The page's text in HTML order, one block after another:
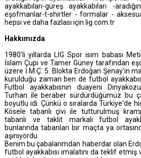
ayakkabıları-güreş ayakkabıları -
eşofmanlar-t-shirtler - formalar -
hepsi ve daha fazlası için lig.com.tr
Hakkımızda
1980'li yıllarda LİG Spor isim babası
İslam Çupi ve Tamer Güney tarafından
üzere İ.M.Ç. 5. Blokta Erdoğan Şenay'ın
kurulduğu zaman ben de futbol
Futbol ayakkabısnın duayeni
Turhan ile beraber sürdürdüğümüz bu
boyutlu idi. Çünkü o sıralarda Türkiye'de
Kösele tabanlı çivi ile tutturulmuş
tabanlı ve taklit markalı futbol
bunlarında tabanları bir maçta ya
aşınıyordu.
Benim bu çabalarımdan haberdar olan
futbol ayakkabısı imalatını da teklif etmiş